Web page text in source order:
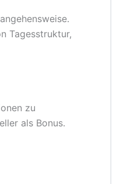
Tagesstruktur,
zu
als Bonus.